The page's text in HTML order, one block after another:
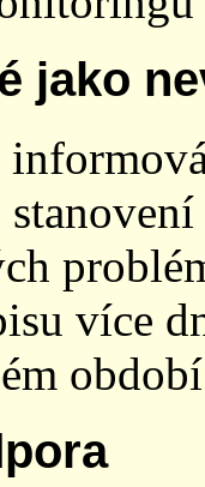
jako
více